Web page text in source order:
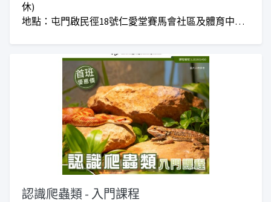
休)
地點：屯門啟民徑18號仁愛堂賽馬會社區及體育中心2
收費：正價$780 I 新年度會員大優惠$620
***仁愛堂員工可享額外優惠***
***上課時間會因應實際情況而增加或減少***
認識爬蟲類 - 入門課程